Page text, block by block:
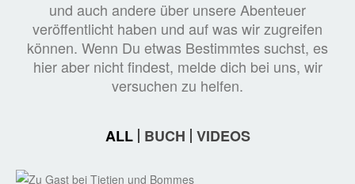
und auch andere über unsere Abenteuer
veröffentlicht haben und auf was wir zugreifen
können. Wenn Du etwas Bestimmtes suchst, es
hier aber nicht findest, melde dich bei uns, wir
versuchen zu helfen.
ALL BUCH VIDEOS